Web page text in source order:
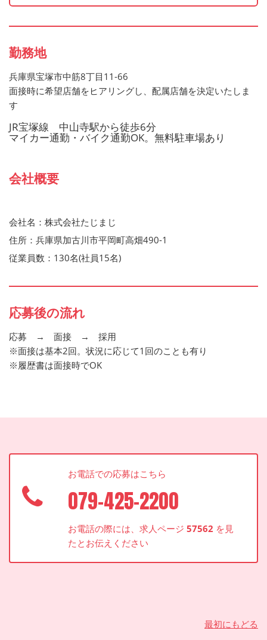
勤務地
兵庫県宝塚市中筋8丁目11-66
面接時に希望店舗をヒアリングし、配属店舗を決定いたしま
す
JR宝塚線 中山寺駅から徒歩6分
マイカー通勤・バイク通勤OK。無料駐車場あり
会社概要
会社名：株式会社たじまじ
住所：兵庫県加古川市平岡町高畑490-1
従業員数：130名(社員15名)
応募後の流れ
応募 → 面接 → 採用
※面接は基本2回。状況に応じて1回のことも有り
※履歴書は面接時でOK
お電話での応募はこちら
079-425-2200
お電話の際には、求人ページ57562 を見
たとお伝えください
最初にもどる